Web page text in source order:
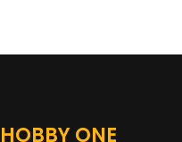
HOBBY ONE